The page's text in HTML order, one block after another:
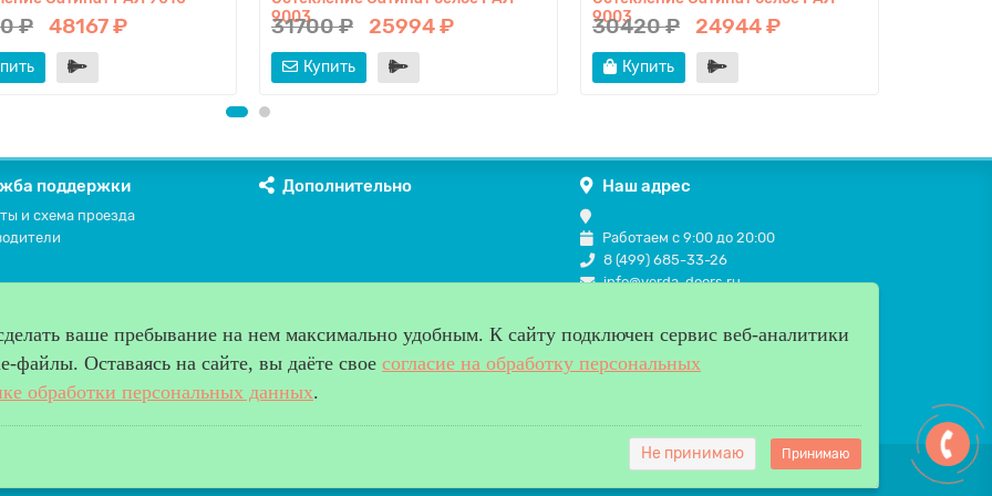
₽ 48167 ₽
9003
31700 ₽ 25994 ₽
Купить
9003
30420 ₽ 24944 ₽
Купить
поддержки
и схема проезда
Дополнительно Наш адрес
Работаем с 9:00 до 20:00
8 (499) 685-33-26
info@verda-doors.ru
защищены.
ваше пребывание на нем максимально удобным. К cайту подключен сервис веб-аналитики
Оставаясь на сайте, вы даёте свое согласие на обработку персональных
обработки персональных данных.
Не принимаю Принимаю